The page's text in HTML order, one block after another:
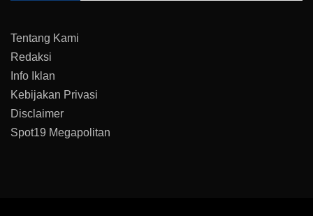
Tentang Kami
Redaksi
Info Iklan
Kebijakan Privasi
Disclaimer
Spot19 Megapolitan